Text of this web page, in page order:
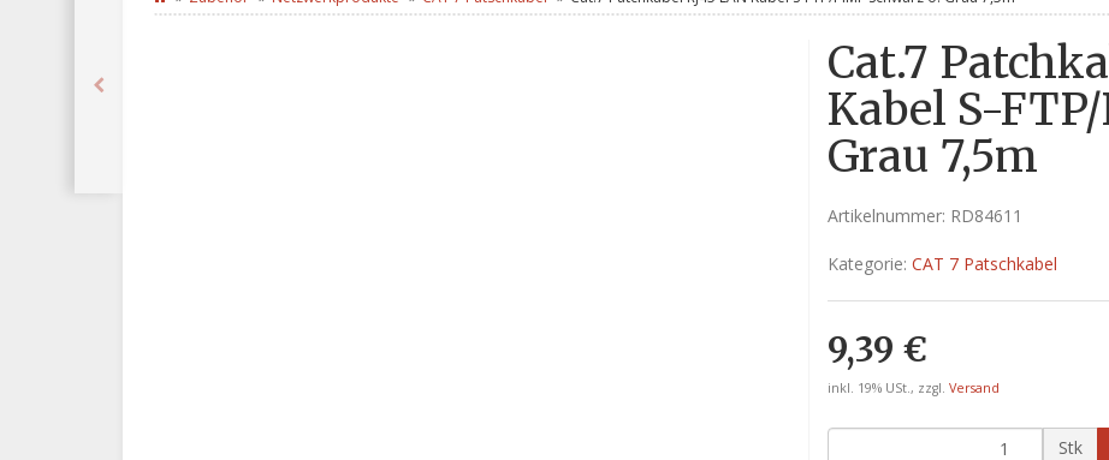
Cat.7
Kabel S-
Grau 7,5m
Artikelnummer: RD84611
Kategorie: CAT 7 Patschkabel
9,39 €
inkl. 19% USt., zzgl. Versand
Stk